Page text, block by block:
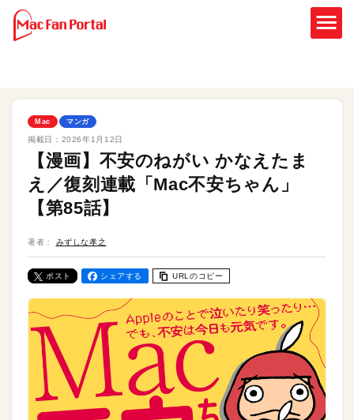
Mac マンガ
掲載日： 2026年1月12日
【漫画】不安のねがい かなえたま
え／復刻連載「Mac不安ちゃん」
【第85話】
著者： みずしな孝之
ポスト シェアする URLのコピー